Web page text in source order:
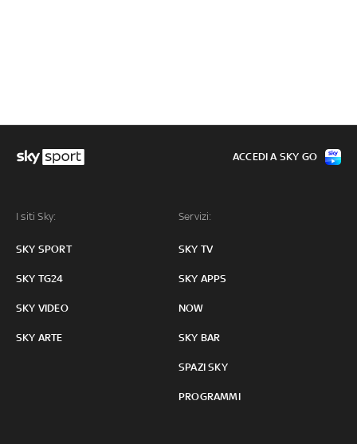
I siti Sky:
SKY SPORT
SKY TG24
SKY VIDEO
SKY ARTE
Servizi:
SKY TV
SKY APPS
NOW
SKY BAR
SPAZI SKY
PROGRAMMI
ACCEDI A SKY GO